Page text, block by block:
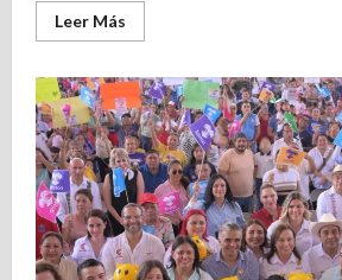
Leer Más
más
Arranca
pavimentación
de
la
calle
Los
Pinos;
beneficiará
a
2
mil
personas